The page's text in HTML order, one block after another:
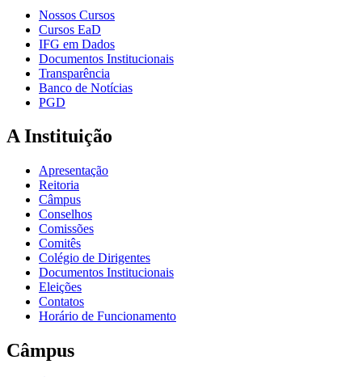
Nossos Cursos
Cursos EaD
IFG em Dados
Documentos Institucionais
Transparência
Banco de Notícias
PGD
A Instituição
Apresentação
Reitoria
Câmpus
Conselhos
Comissões
Comitês
Colégio de Dirigentes
Documentos Institucionais
Eleições
Contatos
Horário de Funcionamento
Câmpus